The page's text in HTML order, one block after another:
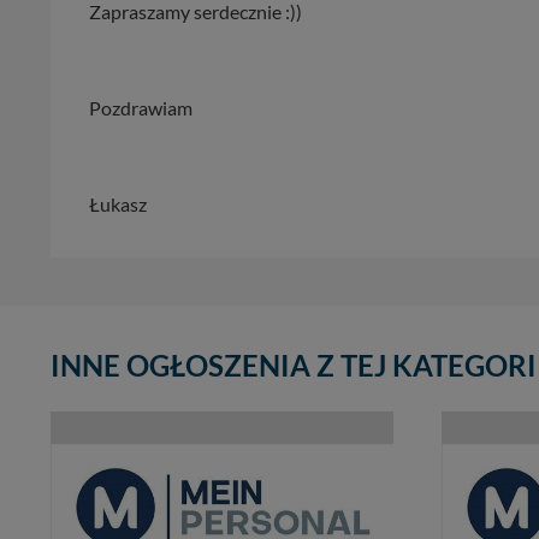
Zapraszamy serdecznie :))
Pozdrawiam
Łukasz
INNE OGŁOSZENIA Z TEJ